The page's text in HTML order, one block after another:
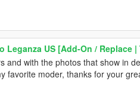
Leganza US [Add-On / Replace
and with the photos that show in
favorite moder, thanks for your